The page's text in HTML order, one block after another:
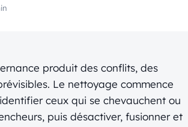
produit des conflits, des
Le nettoyage commence
ceux qui se chevauchent ou
puis désactiver, fusionner et